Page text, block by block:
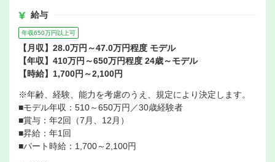
給与
年収650万円以上可
【月収】28.0万円～47.0万円程度 モデル
【年収】410万円～650万円程度 24歳～モデル
【時給】1,700円～2,100円
※年齢、経験、能力を考慮のうえ、規定により決定します。
■モデル年収：510～650万円／30歳経験者
■賞与：年2回（7月、12月）
■昇給：年1回
■パート時給：1,700～2,100円